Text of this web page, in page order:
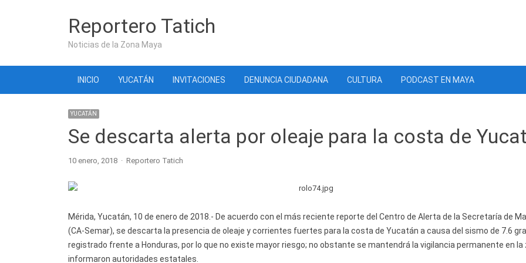
Reportero Tatich
Noticias de la Zona Maya
INICIO YUCATÁN INVITACIONES DENUNCIA CIUDADANA CULTURA PODCAST EN MAYA
YUCATÁN
Se descarta alerta por oleaje para la costa de
10 enero, 2018 Author
Reportero Tatich
Mérida, Yucatán, 10 de enero de 2018.- De acuerdo con el más reciente reporte del Centro de Alerta de la Secretaría de
(CA-Semar), se descarta la presencia de oleaje y corrientes fuertes para la costa de Yucatán a causa del sismo de 7.6
registrado frente a Honduras, por lo que no existe mayor riesgo; no obstante se mantendrá la vigilancia permanente en la
informaron autoridades estatales.